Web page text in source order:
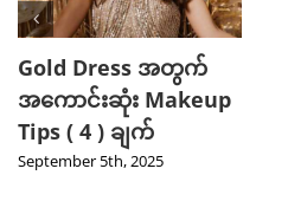
Gold Dress အတွက်
အကောင်းဆုံး Makeup
Tips ( 4 ) ချက်
September 5th, 2025